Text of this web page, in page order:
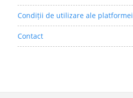
Condiții de utilizare ale platformei
Contact